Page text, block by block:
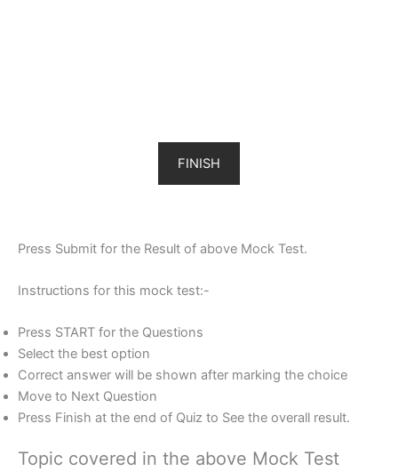
FINISH
Press Submit for the Result of above Mock Test.
Instructions for this mock test:-
Press START for the Questions
Select the best option
Correct answer will be shown after marking the choice
Move to Next Question
Press Finish at the end of Quiz to See the overall result.
Topic covered in the above Mock Test